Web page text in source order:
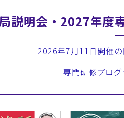
説明会・2027年度
2026年7月11日開催
専門研修プロ